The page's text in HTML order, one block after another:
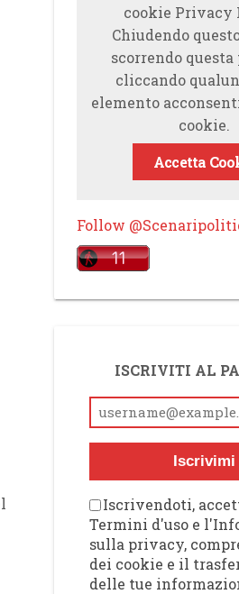
cookie Privacy
Chiudendo
scorrendo questa
cliccando
elemento
cookie.
Accetta
Follow
ISCRIVITI AL
Iscrivimi
Iscrivendoti,
Termini d'uso e
sulla privacy,
dei cookie e il
delle tue